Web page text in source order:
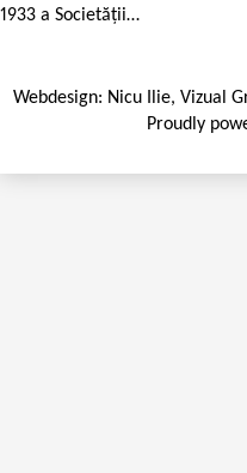
1933 a Societății…
Webdesign: Nicu Ilie, Vizual
Proudly